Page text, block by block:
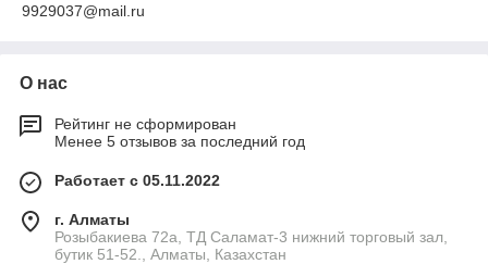
9929037@mail.ru
О нас
Рейтинг не сформирован
Менее 5 отзывов за последний год
Работает с 05.11.2022
г. Алматы
Розыбакиева 72а, ТД Саламат-3 нижний торговый зал,
бутик 51-52., Алматы, Казахстан